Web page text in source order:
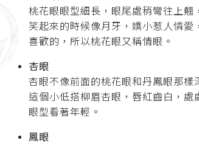
桃花眼眼型細長，眼尾處稍彎往上翹
笑起來的時候像月牙，嬌小惹人憐
喜歡的，所以桃花眼又稱情眼。
杏眼
杏眼不像前面的桃花眼和丹鳳眼那
這個小低搭柳眉杏眼，唇紅齒白，
眼型看著年輕。
鳳眼